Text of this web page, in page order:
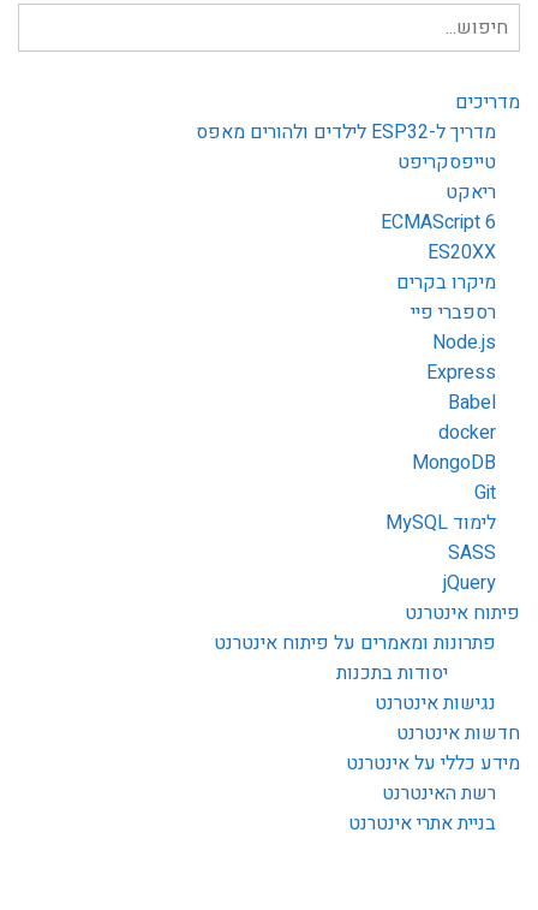
חיפוש
עבור:
מדריכים
מדריך ל-ESP32 לילדים ולהורים מאפס
טייפסקריפט
ריאקט
ECMAScript 6
ES20XX
מיקרו בקרים
רספברי פיי
Node.js
Express
Babel
docker
MongoDB
Git
לימוד MySQL
SASS
jQuery
פיתוח אינטרנט
פתרונות ומאמרים על פיתוח אינטרנט
יסודות בתכנות
נגישות אינטרנט
חדשות אינטרנט
מידע כללי על אינטרנט
רשת האינטרנט
בניית אתרי אינטרנט